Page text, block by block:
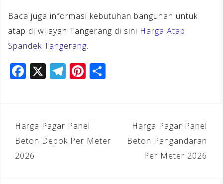
Baca juga informasi kebutuhan bangunan untuk
atap di wilayah Tangerang di sini Harga Atap
Spandek Tangerang.
F
b
o
X T
gr
a
m
Pi
r
e
st
Navigasi
pos
Harga Pagar Panel
Beton Depok Per Meter
2026
Harga Pagar Panel
Beton Pangandaran
Per Meter 2026